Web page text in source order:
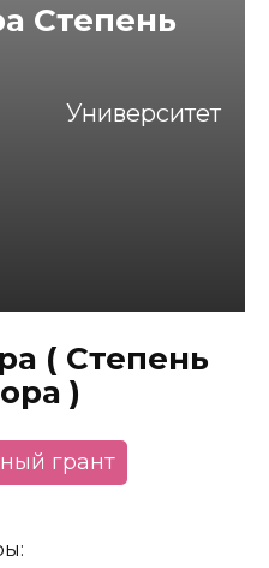
Степень
Университет
( Степень
)
грант